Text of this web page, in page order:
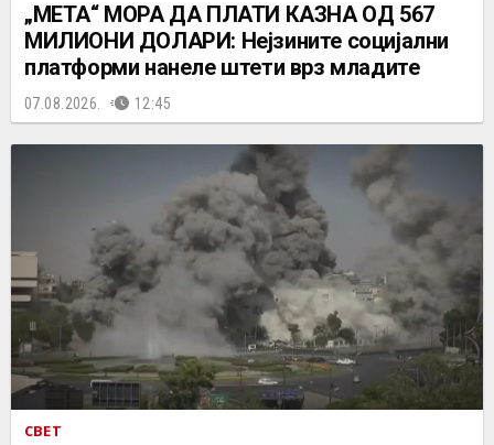
„МЕТА“ МОРА ДА ПЛАТИ КАЗНА ОД 567
МИЛИОНИ ДОЛАРИ: Нејзините социјални
платформи нанеле штети врз младите
07.08.2026. 12:45
СВЕТ